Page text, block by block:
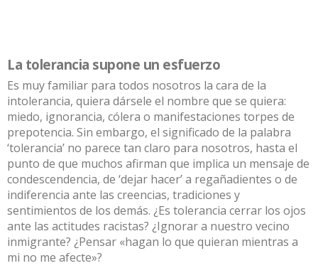
La tolerancia supone un esfuerzo
Es muy familiar para todos nosotros la cara de la
intolerancia, quiera dársele el nombre que se quiera:
miedo, ignorancia, cólera o manifestaciones torpes de
prepotencia. Sin embargo, el significado de la palabra
‘tolerancia’ no parece tan claro para nosotros, hasta el
punto de que muchos afirman que implica un mensaje de
condescendencia, de ‘dejar hacer’ a regañadientes o de
indiferencia ante las creencias, tradiciones y
sentimientos de los demás. ¿Es tolerancia cerrar los ojos
ante las actitudes racistas? ¿Ignorar a nuestro vecino
inmigrante? ¿Pensar «hagan lo que quieran mientras a
mi no me afecte»?